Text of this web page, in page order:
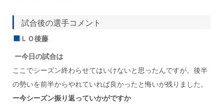
試合後の選手コメント
ＬＯ後藤
ー今日の試合は
ここでシーズン終わらせてはいけないと思ったんですが。後半
の勢いを前半からやれていれば良かったと悔いが残りました。
ー今シーズン振り返っていかがですか